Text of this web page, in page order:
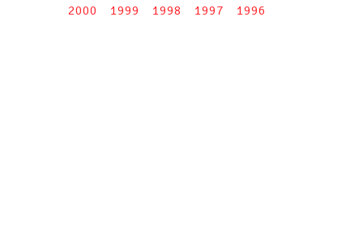
2000
1999 1998 1997 1996